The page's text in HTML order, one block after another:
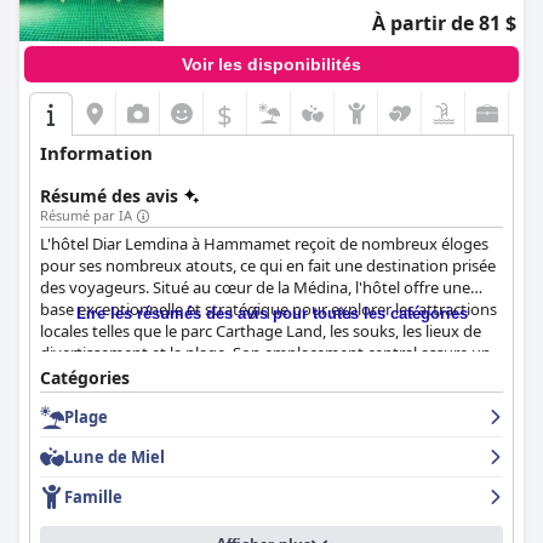
À partir de 81 $
Voir les disponibilités
$
Information
Résumé des avis
Résumé par IA
L'hôtel Diar Lemdina à Hammamet reçoit de nombreux éloges
pour ses nombreux atouts, ce qui en fait une destination prisée
des voyageurs. Situé au cœur de la Médina, l'hôtel offre une
base exceptionnelle et stratégique pour explorer les attractions
locales telles que le parc Carthage Land, les souks, les lieux de
divertissement et la plage. Son emplacement central assure un
accès pratique aux supermarchés, restaurants, cafés et à une
promenade animée le long de la mer. La conception
architecturale authentique contribue à une ambiance sereine au
spacieuses et une belle piscine extérieure.
Le petit-déjeuner à l'hôtel reçoit systématiquement des notes
élevées pour sa variété et son goût, avec un buffet offrant un
Lire les résumés des avis pour toutes les catégories
Catégories
Plage
Lune de Miel
Famille